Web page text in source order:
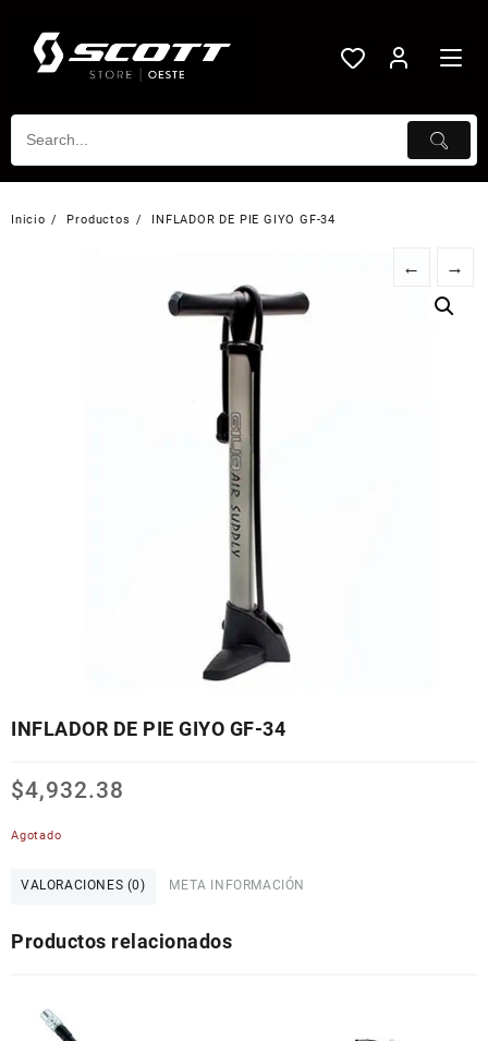
contenido
Inicio Productos INFLADOR DE PIE GIYO GF-34
← →
INFLADOR DE PIE GIYO GF-34
$4,932.38
Agotado
VALORACIONES (0) META INFORMACIÓN
Productos relacionados